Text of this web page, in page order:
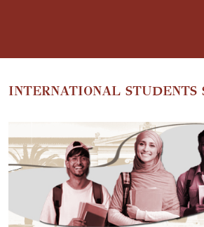
INTERNATIONAL STUDENTS